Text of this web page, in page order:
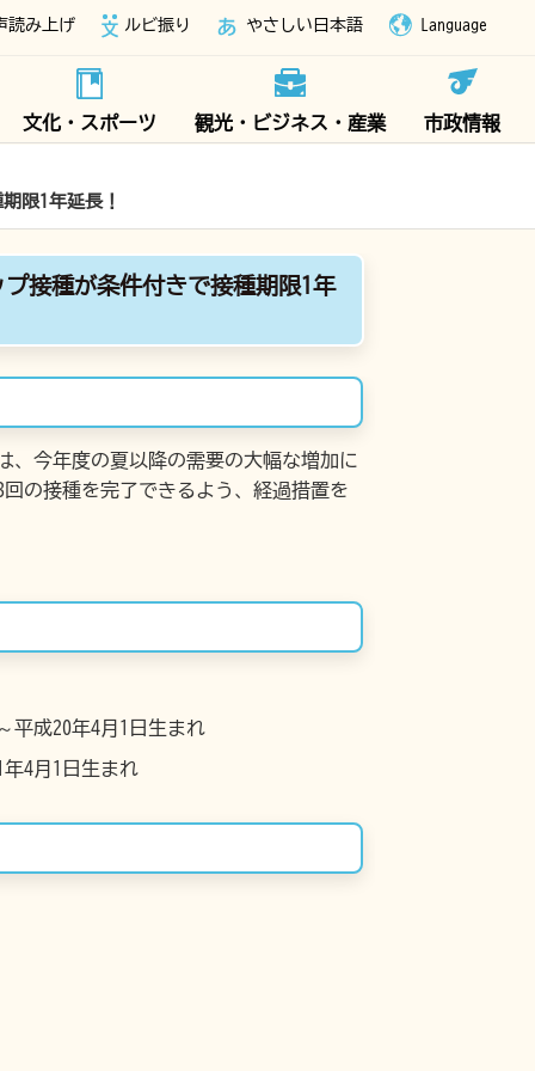
読み上げ ルビ振り やさしい日本語 Language
文化・スポーツ 観光・ビジネス・産業 市政情報
限1年延長！
接種が条件付きで接種期限1年
、今年度の夏以降の需要の大幅な増加に
の接種を完了できるよう、経過措置を
平成20年4月1日生まれ
4月1日生まれ